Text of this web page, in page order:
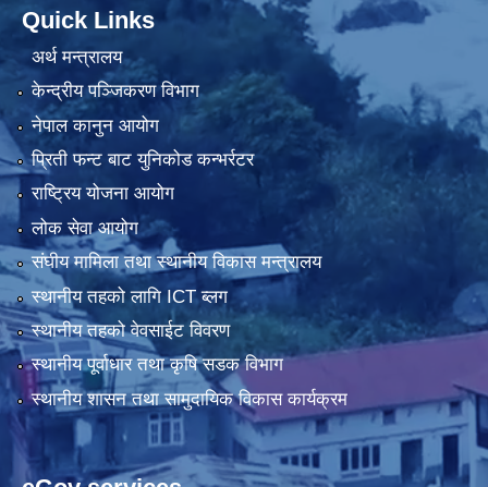
Quick Links
अर्थ मन्त्रालय
केन्द्रीय पञ्जिकरण विभाग
नेपाल कानुन आयोग
प्रिती फन्ट बाट युनिकोड कन्भर्रटर
राष्ट्रिय योजना आयोग
लोक सेवा आयोग
संघीय मामिला तथा स्थानीय विकास मन्त्रालय
स्थानीय तहको लागि ICT ब्लग
स्थानीय तहको वेवसाईट विवरण
स्थानीय पूर्वाधार तथा कृषि सडक विभाग
स्थानीय शासन तथा सामुदायिक विकास कार्यक्रम